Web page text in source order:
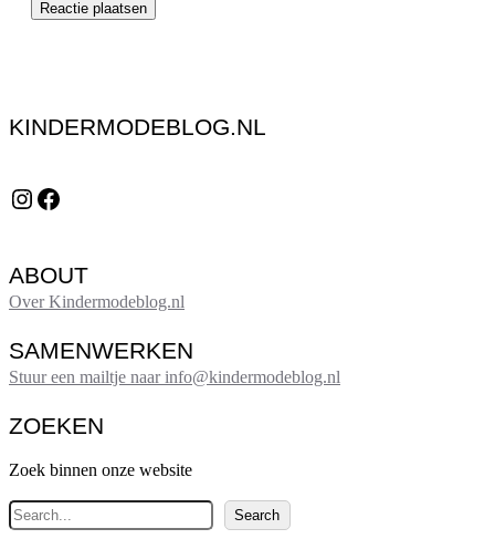
KINDERMODEBLOG.NL
Instagram Facebook
ABOUT
Over Kindermodeblog.nl
SAMENWERKEN
Stuur een mailtje naar info@kindermodeblog.nl
ZOEKEN
Zoek binnen onze website
Z
Search